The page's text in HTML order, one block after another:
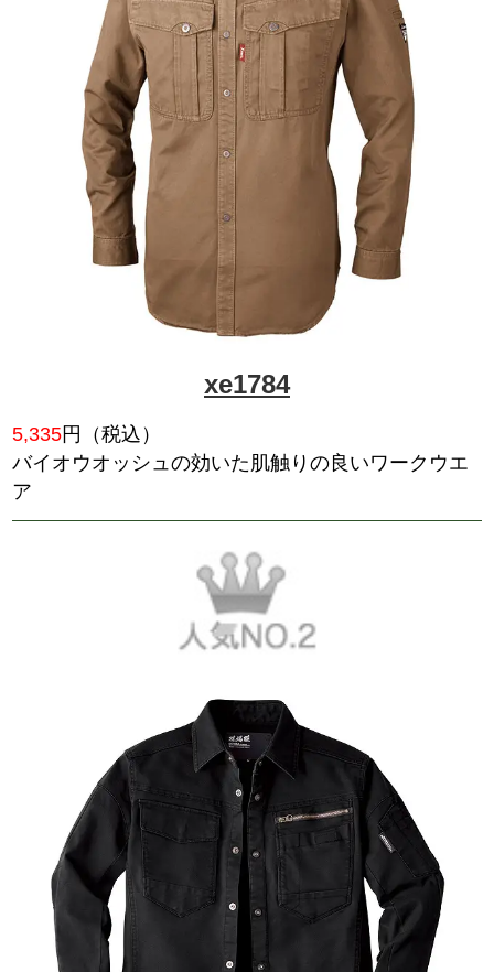
30204
6,215円（税込）
ナチュラルなムラ染め「ファジ